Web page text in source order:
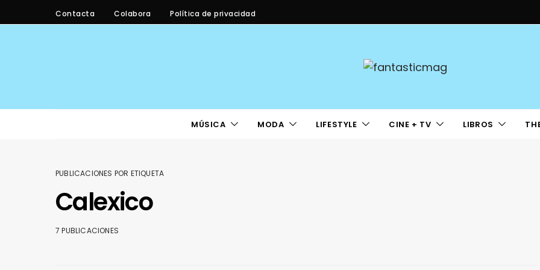
Contacta Colabora Política de privacidad
MÚSICA MODA LIFESTYLE CINE + TV LIBROS
PUBLICACIONES POR ETIQUETA
Calexico
7 PUBLICACIONES